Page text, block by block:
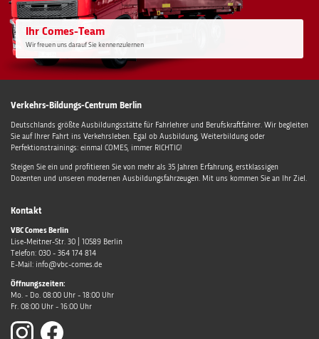
Ihr Comes-Team
Wir freuen uns darauf Sie kennenzulernen
Verkehrs-Bildungs-Centrum Berlin
Deutschlands größte Ausbildungsstätte für Fahrlehrer und Berufskraftfahrer. Wir begleiten
Sie auf Ihrer Fahrt ins Verkehrsleben. Egal ob Ausbildung, Weiterbildung oder
Perfektionstrainings: einmal COMES, immer RICHTIG!
Steigen Sie ein und profitieren Sie von mehr als 35 Jahren Erfahrung, erstklassigen
Dozenten und unseren modernen Ausbildungsfahrzeugen. Mit uns kommen Sie an Ihr Ziel.
Kontakt
VBC Comes Berlin
Lise-Meitner-Str. 30
10589 Berlin
Telefon: 030 - 364 174 814
E-Mail: info@vbc-comes.de
Öffnungszeiten:
Mo. - Do. 08:00 Uhr - 18:00 Uhr
Fr. 08:00 Uhr - 16:00 Uhr